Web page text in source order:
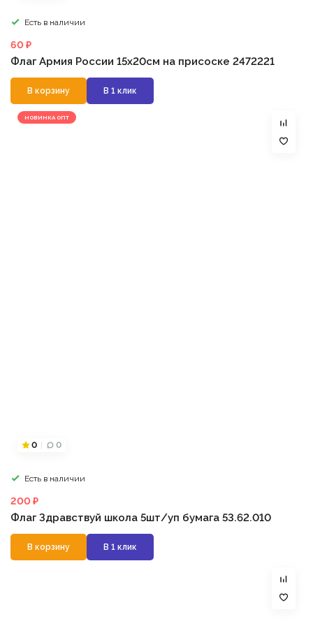
Есть в наличии
60 ₽
Флаг Армия России 15х20см на присоске 2472221
В корзину В 1 клик
НОВИНКА ОПТ
0 0
Есть в наличии
200 ₽
Флаг Здравствуй школа 5шт/уп бумага 53.62.010
В корзину В 1 клик